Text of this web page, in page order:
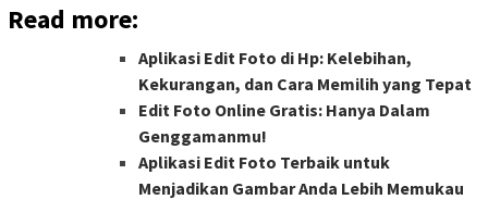
Read more:
Aplikasi Edit Foto di Hp: Kelebihan,
Kekurangan, dan Cara Memilih yang Tepat
Edit Foto Online Gratis: Hanya Dalam
Genggamanmu!
Aplikasi Edit Foto Terbaik untuk
Menjadikan Gambar Anda Lebih Memukau